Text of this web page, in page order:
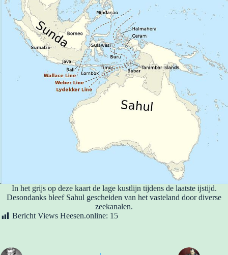
In het grijs op deze kaart de lage kustlijn tijdens de laatste ijstijd.
Desondanks bleef Sahul gescheiden van het vasteland door diverse
zeekanalen.
Bericht Views Heesen.online: 15